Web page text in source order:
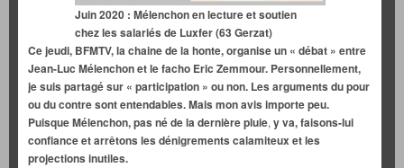
Juin 2020 : Mélenchon en lecture et soutien
chez les salariés de Luxfer (63 Gerzat)
Ce jeudi, BFMTV, la chaine de la honte, organise un « débat » entre
Jean-Luc Mélenchon et le facho Eric Zemmour. Personnellement,
je suis partagé sur « participation » ou non. Les arguments du pour
ou du contre sont entendables. Mais mon avis importe peu.
Puisque Mélenchon,pas né de la dernière pluie, y va, faisons-lui
confiance et arrêtons les dénigrements calamiteux et les
projections inutiles.